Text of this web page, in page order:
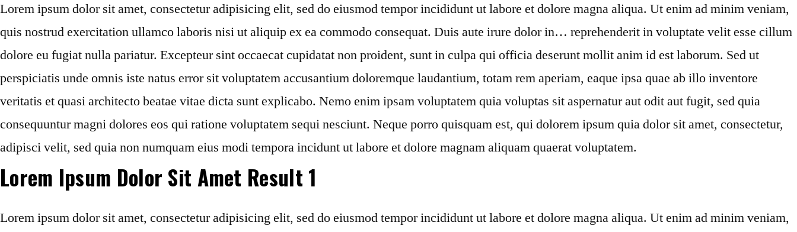
Lorem ipsum dolor sit amet, consectetur adipisicing elit, sed do eiusmod tempor incididunt ut labore et dolore magna aliqua. Ut enim ad minim veniam,
quis nostrud exercitation ullamco laboris nisi ut aliquip ex ea commodo consequat. Duis aute irure dolor in… reprehenderit in voluptate velit esse cillum
dolore eu fugiat nulla pariatur. Excepteur sint occaecat cupidatat non proident, sunt in culpa qui officia deserunt mollit anim id est laborum. Sed ut
perspiciatis unde omnis iste natus error sit voluptatem accusantium doloremque laudantium, totam rem aperiam, eaque ipsa quae ab illo inventore
veritatis et quasi architecto beatae vitae dicta sunt explicabo. Nemo enim ipsam voluptatem quia voluptas sit aspernatur aut odit aut fugit, sed quia
consequuntur magni dolores eos qui ratione voluptatem sequi nesciunt. Neque porro quisquam est, qui dolorem ipsum quia dolor sit amet, consectetur,
adipisci velit, sed quia non numquam eius modi tempora incidunt ut labore et dolore magnam aliquam quaerat voluptatem.
Lorem Ipsum Dolor Sit Amet Result 1
Lorem ipsum dolor sit amet, consectetur adipisicing elit, sed do eiusmod tempor incididunt ut labore et dolore magna aliqua. Ut enim ad minim veniam,